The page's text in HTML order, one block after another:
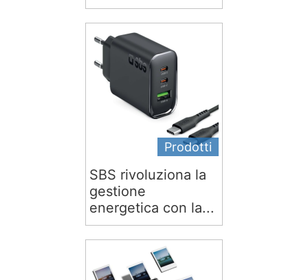
Prodotti
SBS rivoluziona la
gestione
energetica con la...